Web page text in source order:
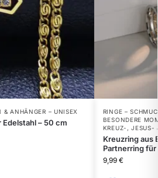
& ANHÄNGER – UNISEX
Edelstahl – 50 cm
RINGE –
BESONDERE
KREUZ-, JESUS-
Kreuzring aus
Partnerring für
9,99 €